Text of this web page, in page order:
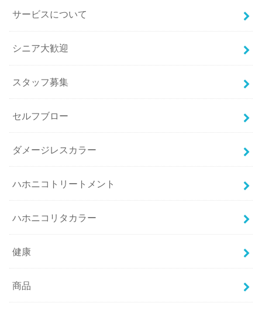
サービスについて
シニア大歓迎
スタッフ募集
セルフブロー
ダメージレスカラー
ハホニコトリートメント
ハホニコリタカラー
健康
商品